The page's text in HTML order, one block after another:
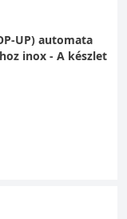
UP) automata
inox - A készlet